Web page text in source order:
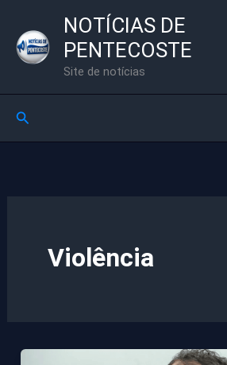
para
NOTÍCIAS DE
PENTECOSTE
Site de notícias
Pesquisar
Violência